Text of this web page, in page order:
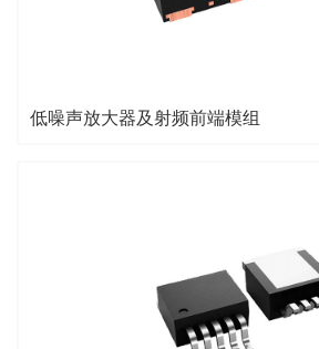
低噪声放大器及射频前端模组